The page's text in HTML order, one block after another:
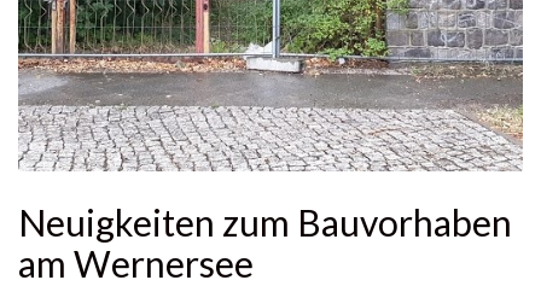
Neuigkeiten zum Bauvorhaben
am Wernersee